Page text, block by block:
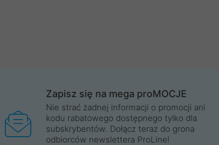
Zapisz się na mega proMOCJE
Nie strać żadnej informacji o promocji ani
kodu rabatowego dostępnego tylko dla
subskrybentów. Dołącz teraz do grona
odbiorców newslettera ProLine!